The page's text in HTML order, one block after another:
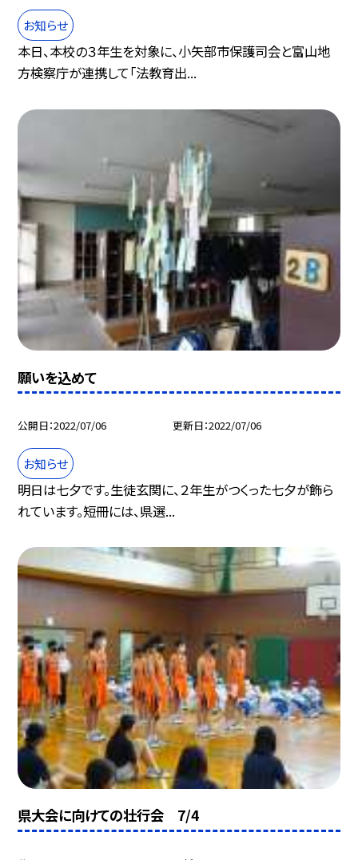
お知らせ
本日、本校の３年生を対象に、小矢部市保護司会と富山地
方検察庁が連携して「法教育出...
願いを込めて
公開日 2022/07/06 更新日 2022/07/06
お知らせ
明日は七夕です。生徒玄関に、２年生がつくった七夕が飾ら
れています。短冊には、県選...
県大会に向けての壮行会 7/4